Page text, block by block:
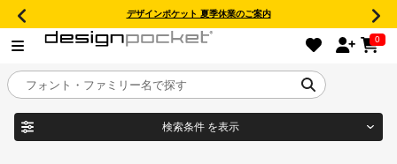
デザインポケット 夏季休業のご案内
0
目的別フォントガイド
検索条件 を表示